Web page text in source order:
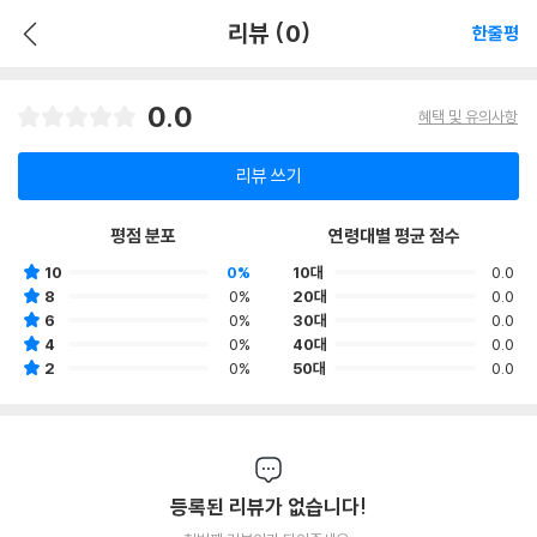
리뷰 (0) 한줄평
0.0 혜택 및 유의사항
리뷰 쓰기
평점 분포
10
0%
8
0%
6
0%
4
0%
2
0%
연령대별 평균 점수
10대
0.0
20대
0.0
30대
0.0
40대
0.0
50대
0.0
등록된 리뷰가 없습니다!